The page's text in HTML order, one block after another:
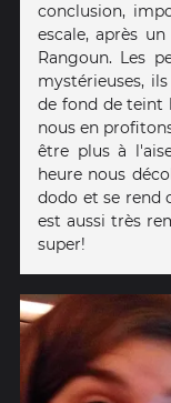
conclusion,
escale, après
Rangoun. Les
mystérieuses,
de fond de teint
nous en
être plus à
heure nous
dodo et se rend
est aussi très
super!